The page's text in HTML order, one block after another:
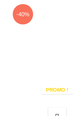
PROMO !
-40%